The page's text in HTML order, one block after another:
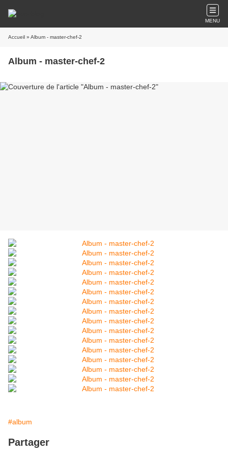
MENU
Accueil » Album - master-chef-2
Album - master-chef-2
#album
Partager